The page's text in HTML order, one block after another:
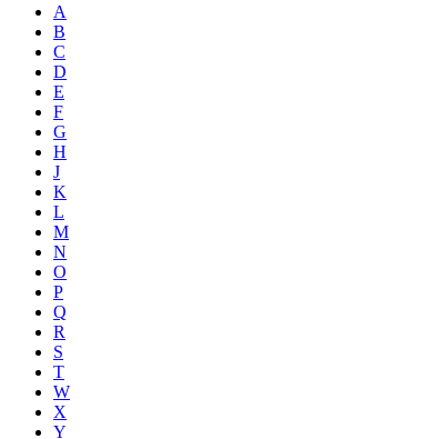
A
B
C
D
E
F
G
H
J
K
L
M
N
O
P
Q
R
S
T
W
X
Y